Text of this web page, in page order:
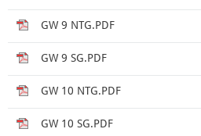
GW 9 NTG.PDF
GW 9 SG.PDF
GW 10 NTG.PDF
GW 10 SG.PDF